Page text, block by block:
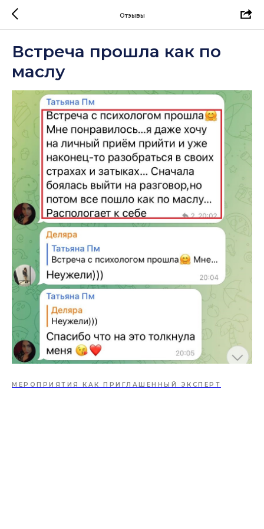
Отзывы
Встреча прошла как по
маслу
МЕРОПРИЯТИЯ КАК ПРИГЛАШЕННЫЙ ЭКСПЕРТ